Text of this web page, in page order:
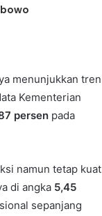
menunjukkan tren
Kementerian
persen pada
namun tetap kuat
di angka 5,45
sepanjang